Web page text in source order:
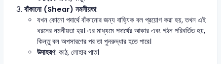
বাঁকানো (Shear) নমনীয়তা:
যখন কোনো পদার্থে বাঁকানোর জন্য বাহ্যিক বল প্রয়োগ করা হয়, তখন এই
ধরনের নমনীয়তা হয়। এর মাধ্যমে পদার্থের আকার এবং গঠন পরিবর্তিত হয়,
কিন্তু বল অপসারণের পর তা পুনরুদ্ধার হতে পারে।
উদাহরণ: কাঠ, লোহার পাত।